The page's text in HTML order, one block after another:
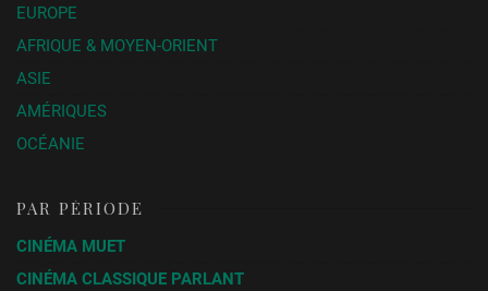
EUROPE
AFRIQUE & MOYEN-ORIENT
ASIE
AMÉRIQUES
OCÉANIE
PAR PÉRIODE
CINÉMA MUET
CINÉMA CLASSIQUE PARLANT